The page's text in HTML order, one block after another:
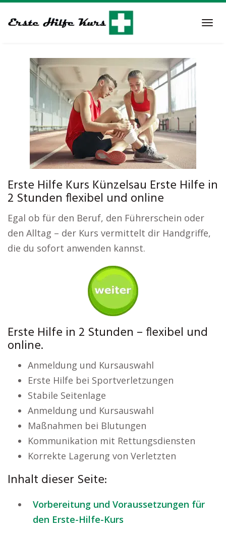
to
Erste Hilfe Kurs Künzelsau Erste Hilfe in
2 Stunden flexibel und online
Egal ob für den Beruf, den Führerschein oder
den Alltag – der Kurs vermittelt dir Handgriffe,
die du sofort anwenden kannst.
Erste Hilfe in 2 Stunden – flexibel und
online.
Anmeldung und Kursauswahl
Erste Hilfe bei Sportverletzungen
Stabile Seitenlage
Anmeldung und Kursauswahl
Maßnahmen bei Blutungen
Kommunikation mit Rettungsdiensten
Korrekte Lagerung von Verletzten
Inhalt dieser Seite:
Vorbereitung und Voraussetzungen für
den Erste-Hilfe-Kurs